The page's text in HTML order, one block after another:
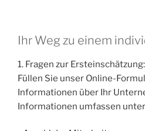
Ihr Weg zu einem
1. Fragen zur Ersteinschätzung:
Füllen Sie unser Online-
Informationen über Ihr
Informationen umfassen